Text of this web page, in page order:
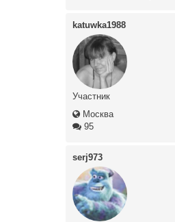
katuwka1988
Участник
Москва
95
serj973